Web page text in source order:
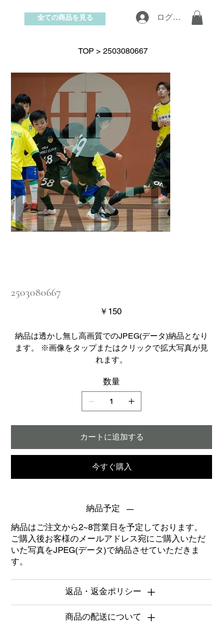
お問い合わせ
ログイン
全ての商品を見る
TOP > 2503080667
2503080667
価
格
￥150
納品は透かし無し高画質でのJPEG(データ)納品となり
ます。 ※画像をタップまたはクリックで拡大写真が見
れます。
数量
カートに追加する
今すぐ購入
納品予定
納品はご注文から2~8営業日を予定しております。
ご購入後お客様のメールアドレス宛にご購入いただ
いた写真をJPEG(データ)で納品させていただきま
す。
返品・返金ポリシー
商品の配送について